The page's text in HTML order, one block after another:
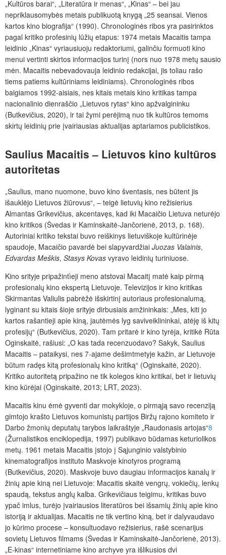
„Kultūros barai“, „Literatūra ir menas“, „Kinas“ – bei jau
nepriklausomybės metais publikuotą knygą „25 seansai. Vienos
kartos kino biografija“ (1990). Chronologinės ribos yra pasirinktos
pagal kritiko profesinių lūžių etapus: 1974 metais Macaitis tampa
leidinio „Kinas“ vyriausiuoju redaktoriumi, galinčiu formuoti kino
menui vertinti skirtos informacijos turinį (nors nuo 1978 metų sausio
mėn. Macaitis nebevadovauja leidinio redakcijai, jis toliau rašo
tiems patiems kultūriniams leidiniams). Chronologinės ribos
baigiamos 1992-aisiais, nes kitais metais kino kritikas tampa
nacionalinio dienraščio „Lietuvos rytas“ kino apžvalgininku
(Butkevičius, 2020), ir tai žymi perėjimą nuo tik kultūros temoms
skirtų leidinių prie įvairiausias aktualijas aptariamos publicistikos.
Saulius Macaitis – Lietuvos kino kultūros
autoritetas
„Saulius, mano nuomone, buvo kino šventasis, nes būtent jis
išauklėjo Lietuvos žiūrovus“, – teigė lietuvių kino režisierius
Almantas Grikevičius, akcentavęs, kad iki Macaičio Lietuva neturėjo
kino kritikos (Švedas ir Kaminskaitė-Jančorienė, 2013, p. 168).
Autoriniai kritiko tekstai buvo reiškinys lietuviškoje kultūrinėje
spaudoje, Macaičio pavardė bei slapyvardžiai Juozas Valainis,
Edvardas Meškis, Stasys Kovas vyravo leidinių turiniuose.
Kino srityje pripažintìeji meno atstovai Macaitį matė kaip pirmą
profesionalų kino ekspertą Lietuvoje. Televizijos ir kino kritikas
Skirmantas Valiulis pabrėžė išskirtinį autoriaus profesionalumą,
lyginant su kitais šioje srityje dirbusiais amžininkais: „Mes, kiti jo
kartos rašantieji apie kiną, jautėmės lyg saviveiklininkai, atėję iš kitų
profesijų“ (Butkevičius, 2020). Tam pritarė ir kino tyrėja, kritikė Rūta
Oginskaitė, rašiusi: „O kas tada recenzuodavo? Sakyk, Saulius
Macaitis – pataikysi, nes 7-ajame dešimtmetyje kažin, ar Lietuvoje
būtum radęs kitą profesionalų kino kritiką“ (Oginskaitė, 2020).
Kritiko autoritetą pripažino ne tik kolegos kino kritikai, bet ir lietuvių
kino kūrėjai (Oginskaitė, 2013; LRT, 2023).
Macaitis kinu ėmė gyventi dar mokykloje, o pirmąją savo recenziją
gimtojo krašto Lietuvos komunistų partijos Biržų rajono komiteto ir
Darbo žmonių deputatų tarybos laikraštyje „Raudonasis artojas“8
(Žurnalistikos enciklopedija, 1997) publikavo būdamas keturiolikos
metų. 1961 metais Macaitis įstojo į Sąjunginio valstybinio
kinematografijos instituto Maskvoje kinotyros programą
(Butkevičius, 2020). Maskvoje buvo daugiau informacijos kanalų ir
žinių apie kiną nei Lietuvoje: Macaitis skaitė vengrų, vokiečių, lenkų
spaudą, tekstus anglų kalba. Grikevičiaus teigimu, kritikas buvo
ypač imlus, turėjo įvairiausios literatūros bei išsamių žinių apie kino
istoriją ir aktualijas. Macaitis ne tik vertino kiną, bet ir dalyvaudavo
jo kūrimo procese – konsultuodavo režisierius, rašė scenarijus
sovietų Lietuvos filmams (Švedas ir Kaminskaitė-Jančorienė, 2013).
„E-kinas“ internetiniame kino archyve yra išlikusios dvi